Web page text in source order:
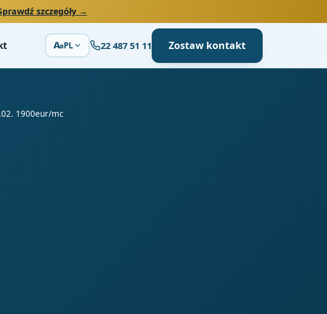
szczegóły →
AaPL 22 487 51 11 Zostaw kontakt
1900eur/mc